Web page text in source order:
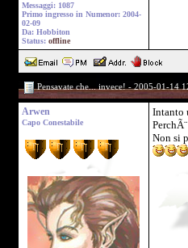
Messaggi: 1087
Primo ingresso in Numenor: 2004-
02-09
Da: Hobbiton
Status: offline
Pensavate che... invece! - 2005-01-14
Arwen
Capo Conestabile
Intanto
Non si